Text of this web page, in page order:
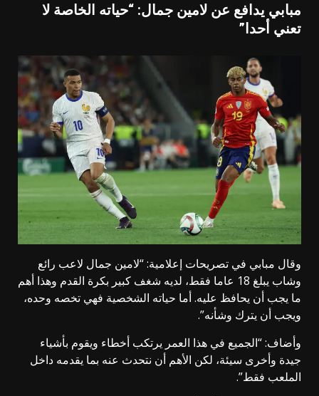
مبابي يدافع عن لامين جمال: “حياته الخاصة لا
تعني أحدا”
وقال مبابي في تصريحات إعلامية: “لامين جمال لاعب رائع
وشاب يبلغ 18 عاما فقط، لديه شغف كبير بكرة القدم وهذا أهم
ما يجب أن يحافظ عليه. أما حياته الشخصية فهي تخصه وحده،
ويجب أن يترك وشأنه”.
وأضاف: “الجميع في هذا العمر يرتكب أخطاء ويقوم بأشياء
جيدة وأخرى سيئة، لكن الأهم أن نتحدث عنه بما يقدمه داخل
الملعب فقط”.